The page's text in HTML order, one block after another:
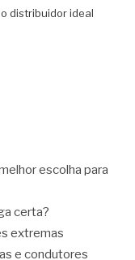
distribuidor ideal
escolha para
certa?
extremas
e condutores